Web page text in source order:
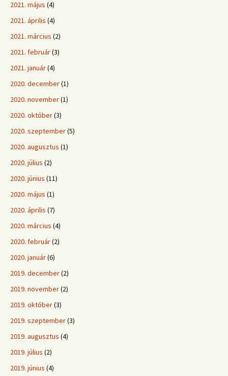
2021. május (4)
2021. április (4)
2021. március (2)
2021. február(3)
2021. január(4)
2020. december(1)
2020. november(1)
2020. október(3)
2020. szeptember(5)
2020. augusztus (1)
2020. július (2)
2020. június (11)
2020. május (1)
2020. április (7)
2020. március (4)
2020. február(2)
2020. január(6)
2019. december(2)
2019. november(2)
2019. október(3)
2019. szeptember(3)
2019. augusztus (4)
2019. július (2)
2019. június (4)